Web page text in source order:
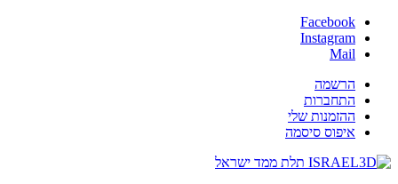
Facebook
Instagram
Mail
הרשמה
התחברות
ההזמנות שלי
איפוס סיסמה